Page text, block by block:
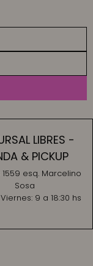
LIBRES -
& PICKUP
1559 esq. Marcelino
Sosa
9 a 18:30 hs